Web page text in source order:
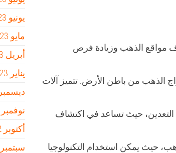
مواقع الذهب وزيادة فرص
الذهب من باطن الأرض. تتميز آلات
التعدين، حيث تساعد في اكتشاف
حيث يمكن استخدام التكنولوجيا
يونيو 2023
مايو 2023
أبريل 2023
يناير 2023
ديسمبر 2022
نوفمبر 2022
أكتوبر 2022
سبتمبر 2022